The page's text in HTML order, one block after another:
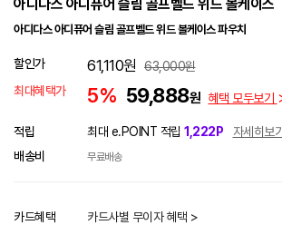
아디다스 아디퓨어 슬림 골프벨드 위드 볼케이스
아디다스 아디퓨어 슬림 골프벨드 위드 볼케이스 파우치
할인가 61,110원 63,000원
최대혜택가
5% 59,888원 혜택 모두보기
적립 최대 e.POINT 적립 1,222P
자세히보기
배송비
무료배송
카드혜택 카드사별 무이자 혜택 >